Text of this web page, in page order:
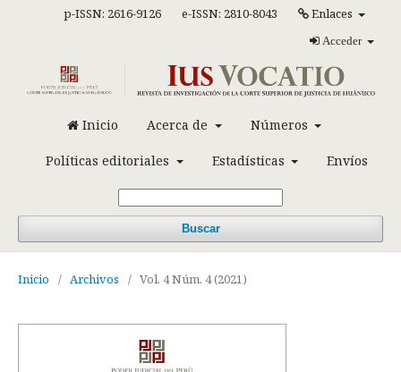
Inicio Acerca de Números
Políticas editoriales Estadísticas Envíos
Buscar
p-ISSN: 2616-9126 e-ISSN: 2810-8043 Enlaces
Acceder
Inicio / Archivos / Vol. 4 Núm. 4 (2021)